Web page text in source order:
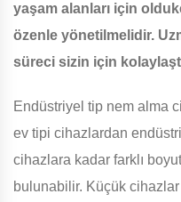
yaşam alanları için
özenle yönetilmelidir.
süreci sizin için
Endüstriyel tip nem alma
ev tipi cihazlardan
cihazlara kadar farklı
bulunabilir. Küçük